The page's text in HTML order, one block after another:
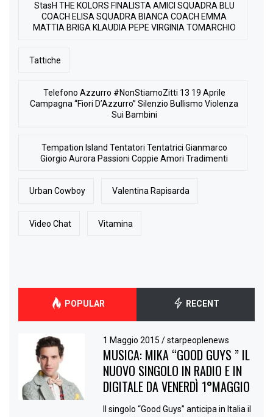
StasH THE KOLORS FINALISTA AMICI SQUADRA BLU
COACH ELISA SQUADRA BIANCA COACH EMMA
MATTIA BRIGA KLAUDIA PEPE VIRGINIA TOMARCHIO
Tattiche
Telefono Azzurro #NonStiamoZitti 13 19 Aprile
Campagna “Fiori D’Azzurro” Silenzio Bullismo Violenza
Sui Bambini
Tempation Island Tentatori Tentatrici Gianmarco
Giorgio Aurora Passioni Coppie Amori Tradimenti
Urban Cowboy Valentina Rapisarda
Video Chat Vitamina
POPULAR RECENT
1 Maggio 2015/ starpeoplenews
MUSICA: MIKA “GOOD GUYS ” IL
NUOVO SINGOLO IN RADIO E IN
DIGITALE DA VENERDÌ 1°MAGGIO
Il singolo “Good Guys” anticipa in Italia il